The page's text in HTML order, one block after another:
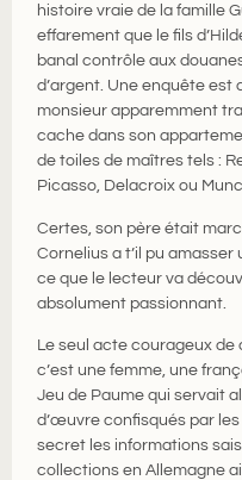
histoire vraie de la famille
effarement que le fils
banal contrôle aux
d’argent. Une enquête est
monsieur apparemment
cache dans son
de toiles de maîtres tels :
Picasso, Delacroix ou
Certes, son père était
Cornelius a t’il pu
ce que le lecteur va
absolument passionnant.
Le seul acte courageux
c’est une femme, une
Jeu de Paume qui servait
d’œuvre confisqués par
secret les informations
collections en Allemagne